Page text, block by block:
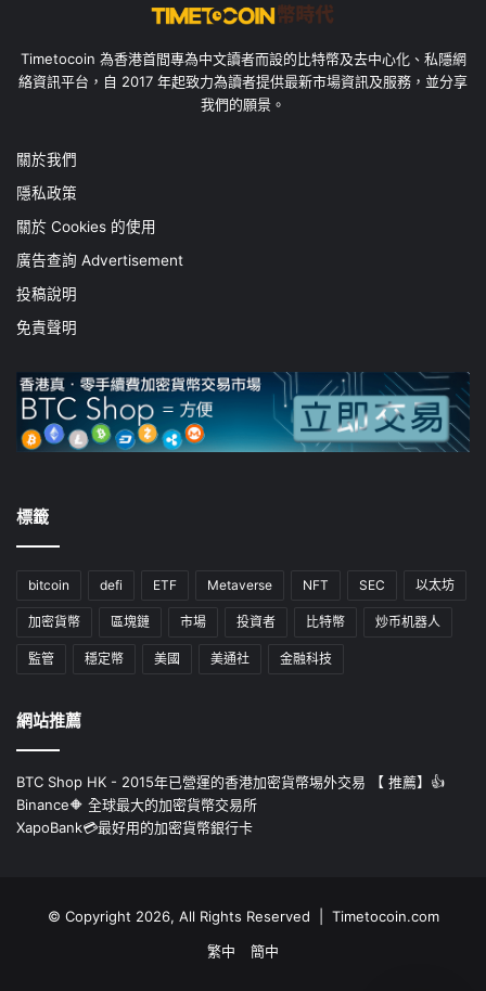
Timetocoin 為香港首間專為中文讀者而設的比特幣及去中心化、私隱網
絡資訊平台，自 2017 年起致力為讀者提供最新市場資訊及服務，並分享
我們的願景。
關於我們
隱私政策
關於 Cookies 的使用
廣告查詢 Advertisement
投稿說明
免責聲明
標籤
bitcoin defi ETF Metaverse NFT SEC 以太坊
加密貨幣 區塊鏈 市場 投資者 比特幣 炒币机器人
監管 穩定幣 美國 美通社 金融科技
網站推薦
BTC Shop HK - 2015年已營運的香港加密貨幣埸外交易 【 推薦】👍
Binance🔶 全球最大的加密貨幣交易所
XapoBank💳最好用的加密貨幣銀行卡
© Copyright 2026, All Rights Reserved | Timetocoin.com
繁中
簡中